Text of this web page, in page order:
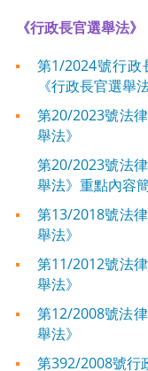
《行政長官選舉法》
第1/2024號行
《行政長官選舉
第20/2023號法
舉法》
第20/2023號法
舉法》重點內容
第13/2018號法
舉法》
第11/2012號法
舉法》
第12/2008號法
舉法》
第392/2008號行